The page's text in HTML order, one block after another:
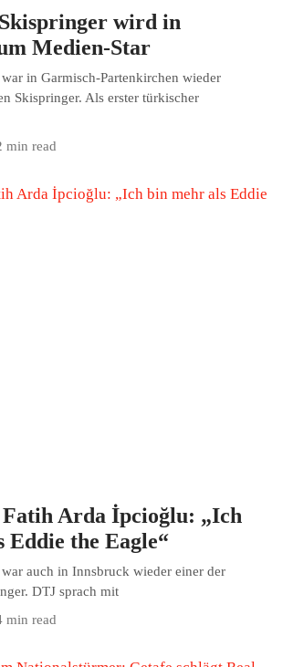
wird in
Medien-Star
in Garmisch-Partenkirchen wieder
Skispringer. Als erster türkischer
min read
Arda İpcioğlu: „Ich
Eddie the Eagle“
auch in Innsbruck wieder einer der
DTJ sprach mit
min read